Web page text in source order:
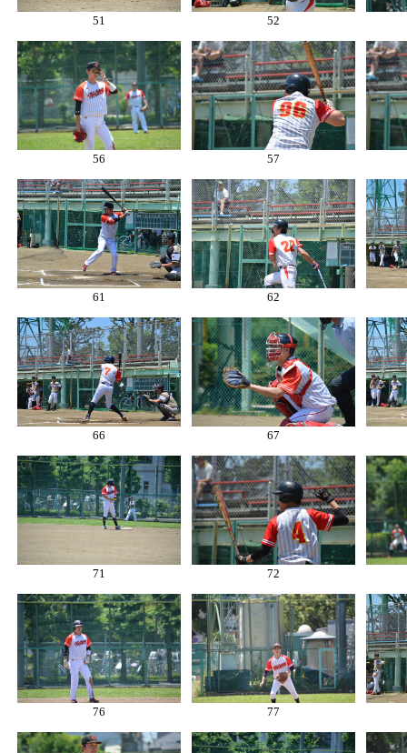
51 52
56 57
61 62
66 67
71 72
76 77